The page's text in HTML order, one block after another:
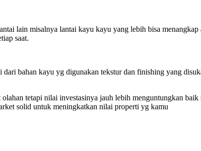
lain misalnya lantai kayu kayu yang lebih bisa menangkap
saat.
bahan kayu yg digunakan tekstur dan finishing yang
tetapi nilai investasinya jauh lebih menguntungkan baik
solid untuk meningkatkan nilai properti yg kamu